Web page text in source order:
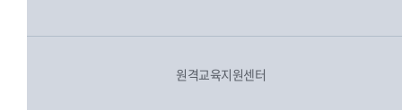
원격교육지원센터